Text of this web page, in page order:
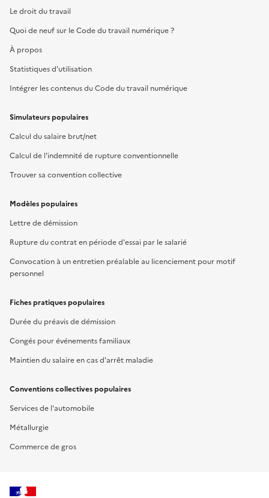
Le droit du travail
Quoi de neuf sur le Code du travail numérique ?
À propos
Statistiques d'utilisation
Intégrer les contenus du Code du travail numérique
Simulateurs populaires
Calcul du salaire brut/net
Calcul de l'indemnité de rupture conventionnelle
Trouver sa convention collective
Modèles populaires
Lettre de démission
Rupture du contrat en période d'essai par le salarié
Convocation à un entretien préalable au licenciement pour motif
personnel
Fiches pratiques populaires
Durée du préavis de démission
Congés pour événements familiaux
Maintien du salaire en cas d'arrêt maladie
Conventions collectives populaires
Services de l'automobile
Métallurgie
Commerce de gros